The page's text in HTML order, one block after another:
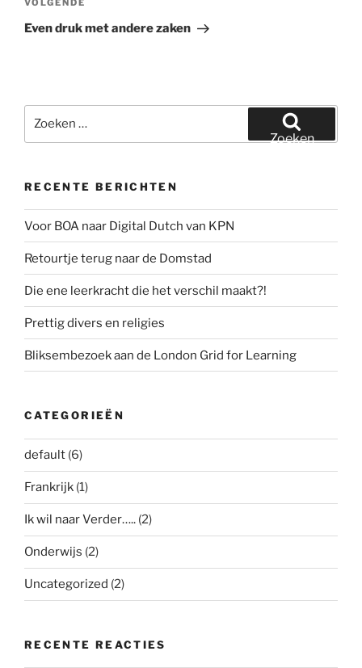
Volgend
bericht
VOLGENDE
Even druk met andere zaken
naar:
Zoeken
RECENTE BERICHTEN
Voor BOA naar Digital Dutch van KPN
Retourtje terug naar de Domstad
Die ene leerkracht die het verschil maakt?!
Prettig divers en religies
Bliksembezoek aan de London Grid for Learning
CATEGORIEËN
default (6)
Frankrijk (1)
Ik wil naar Verder….. (2)
Onderwijs (2)
Uncategorized (2)
RECENTE REACTIES